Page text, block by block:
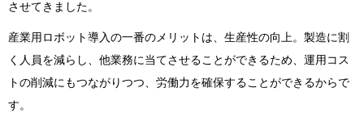
させてきました。
産業用ロボット導入の一番のメリットは、生産性の向上。製造に割
く人員を減らし、他業務に当てさせることができるため、運用コス
トの削減にもつながりつつ、労働力を確保することができるからで
す。